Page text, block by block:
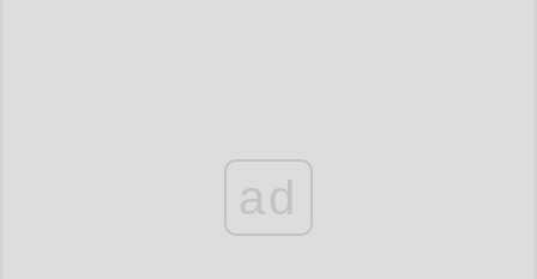
ad